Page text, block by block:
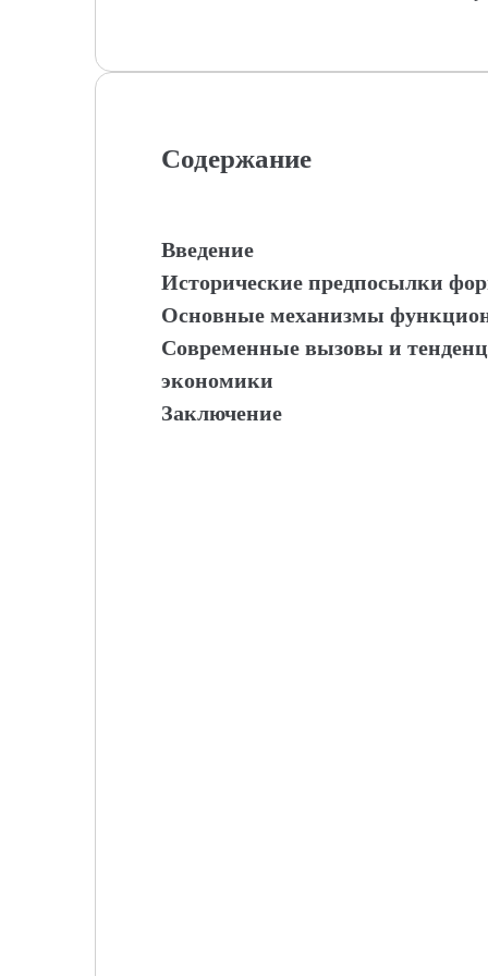
Содержание
Введение
Исторические предпосылки
Основные механизмы
Современные вызовы и
экономики
Заключение